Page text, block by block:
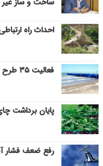
احداث راه
فعالیت ۳۵ طرح سالمسازی در ساحل گیلان
پایان برداشت
رفع ضعف فشار